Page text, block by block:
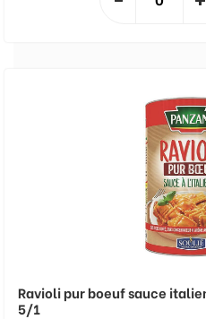
Ravioli pur boeuf sauce
5/1